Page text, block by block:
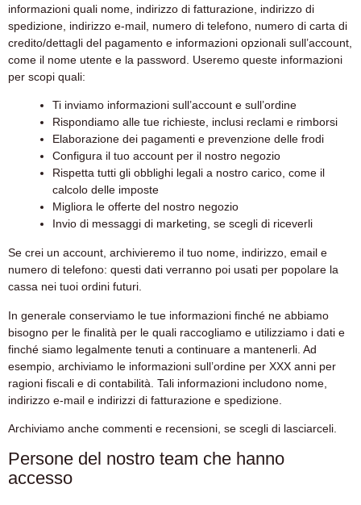
informazioni quali nome, indirizzo di fatturazione, indirizzo di
spedizione, indirizzo e-mail, numero di telefono, numero di carta di
credito/dettagli del pagamento e informazioni opzionali sull’account,
come il nome utente e la password. Useremo queste informazioni
per scopi quali:
Ti inviamo informazioni sull’account e sull’ordine
Rispondiamo alle tue richieste, inclusi reclami e rimborsi
Elaborazione dei pagamenti e prevenzione delle frodi
Configura il tuo account per il nostro negozio
Rispetta tutti gli obblighi legali a nostro carico, come il
calcolo delle imposte
Migliora le offerte del nostro negozio
Invio di messaggi di marketing, se scegli di riceverli
Se crei un account, archivieremo il tuo nome, indirizzo, email e
numero di telefono: questi dati verranno poi usati per popolare la
cassa nei tuoi ordini futuri.
In generale conserviamo le tue informazioni finché ne abbiamo
bisogno per le finalità per le quali raccogliamo e utilizziamo i dati e
finché siamo legalmente tenuti a continuare a mantenerli. Ad
esempio, archiviamo le informazioni sull’ordine per XXX anni per
ragioni fiscali e di contabilità. Tali informazioni includono nome,
indirizzo e-mail e indirizzi di fatturazione e spedizione.
Archiviamo anche commenti e recensioni, se scegli di lasciarceli.
Persone del nostro team che hanno
accesso